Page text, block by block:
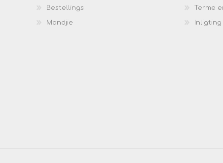
Bestellings
Mandjie
Terme